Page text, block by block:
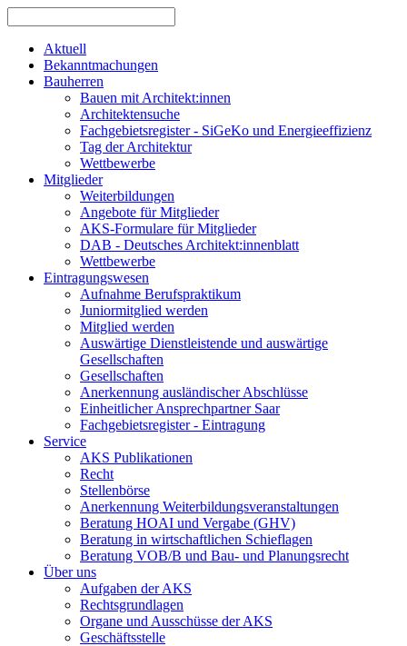
Aktuell
Bekanntmachungen
Bauherren
Bauen mit Architekt:innen
Architektensuche
Fachgebietsregister - SiGeKo und Energieeffizienz
Tag der Architektur
Wettbewerbe
Mitglieder
Weiterbildungen
Angebote für Mitglieder
AKS-Formulare für Mitglieder
DAB - Deutsches Architekt:innenblatt
Wettbewerbe
Eintragungswesen
Aufnahme Berufspraktikum
Juniormitglied werden
Mitglied werden
Auswärtige Dienstleistende und auswärtige
Gesellschaften
Gesellschaften
Anerkennung ausländischer Abschlüsse
Einheitlicher Ansprechpartner Saar
Fachgebietsregister - Eintragung
Service
AKS Publikationen
Recht
Stellenbörse
Anerkennung Weiterbildungsveranstaltungen
Beratung HOAI und Vergabe (GHV)
Beratung in wirtschaftlichen Schieflagen
Beratung VOB/B und Bau- und Planungsrecht
Über uns
Aufgaben der AKS
Rechtsgrundlagen
Organe und Ausschüsse der AKS
Geschäftsstelle